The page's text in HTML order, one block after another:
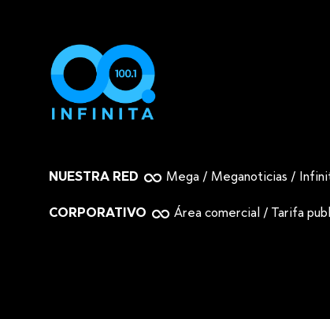
NUESTRA RED Mega / Meganoticias /
CORPORATIVO Área comercial / Tarifa